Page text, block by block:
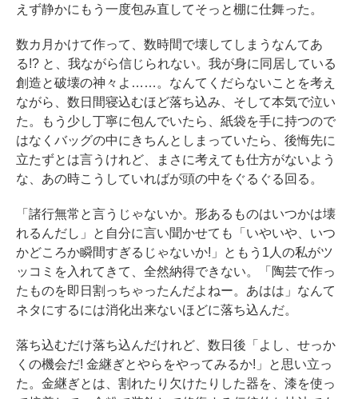
えず静かにもう一度包み直してそっと棚に仕舞った。
数カ月かけて作って、数時間で壊してしまうなんてあ
る!? と、我ながら信じられない。我が身に同居している
創造と破壊の神々よ……。なんてくだらないことを考え
ながら、数日間寝込むほど落ち込み、そして本気で泣い
た。もう少し丁寧に包んでいたら、紙袋を手に持つので
はなくバッグの中にきちんとしまっていたら、後悔先に
立たずとは言うけれど、まさに考えても仕方がないよう
な、あの時こうしていればが頭の中をぐるぐる回る。
「諸行無常と言うじゃないか。形あるものはいつかは壊
れるんだし」と自分に言い聞かせても「いやいや、いつ
かどころか瞬間すぎるじゃないか!」ともう1人の私がツ
ッコミを入れてきて、全然納得できない。「陶芸で作っ
たものを即日割っちゃったんだよねー。あはは」なんて
ネタにするには消化出来ないほどに落ち込んだ。
落ち込むだけ落ち込んだけれど、数日後「よし、せっか
くの機会だ! 金継ぎとやらをやってみるか!」と思い立っ
た。金継ぎとは、割れたり欠けたりした器を、漆を使っ